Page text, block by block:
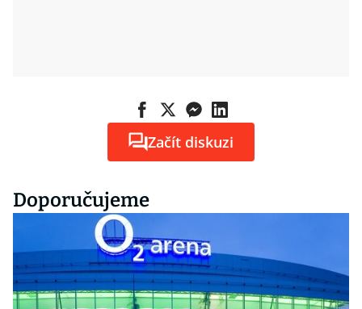
Začít diskuzi
Doporučujeme